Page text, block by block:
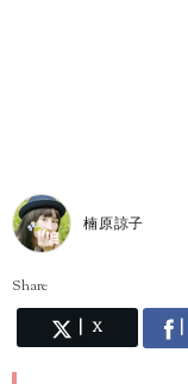
楠原諒子
Share
X